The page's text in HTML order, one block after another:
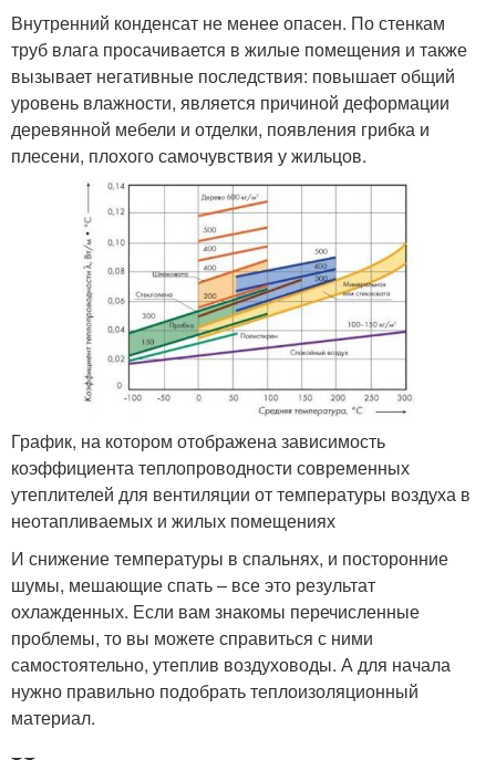
Внутренний конденсат не менее опасен. По стенкам
труб влага просачивается в жилые помещения и также
вызывает негативные последствия: повышает общий
уровень влажности, является причиной деформации
деревянной мебели и отделки, появления грибка и
плесени, плохого самочувствия у жильцов.
График, на котором отображена зависимость
коэффициента теплопроводности современных
утеплителей для вентиляции от температуры воздуха в
неотапливаемых и жилых помещениях
И снижение температуры в спальнях, и посторонние
шумы, мешающие спать – все это результат
охлажденных. Если вам знакомы перечисленные
проблемы, то вы можете справиться с ними
самостоятельно, утеплив воздуховоды. А для начала
нужно правильно подобрать теплоизоляционный
материал.